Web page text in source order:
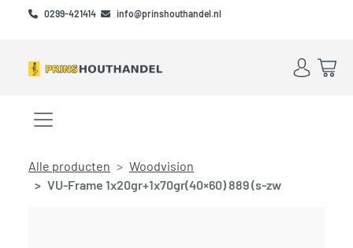
Skip to main content
Skip to footer
0299-421414 info@prinshouthandel.nl
Account
Menu openen/sluiten
Alle producten
Woodvision
VU-Frame 1x20gr+1x70gr(40×60) 889 (s-zw